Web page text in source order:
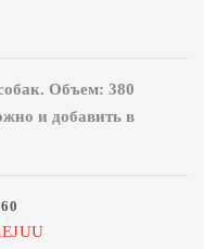
Объем: 380
и добавить в